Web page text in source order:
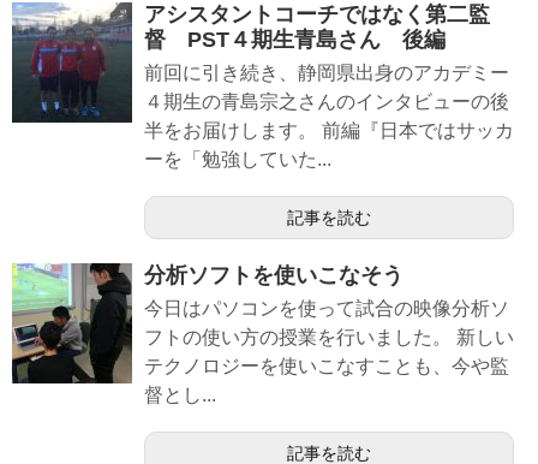
アシスタントコーチではなく第二監
督 PST４期生青島さん 後編
前回に引き続き、静岡県出身のアカデミー
４期生の青島宗之さんのインタビューの後
半をお届けします。 前編『日本ではサッカ
ーを「勉強していた...
記事を読む
分析ソフトを使いこなそう
今日はパソコンを使って試合の映像分析ソ
フトの使い方の授業を行いました。 新しい
テクノロジーを使いこなすことも、今や監
督とし...
記事を読む